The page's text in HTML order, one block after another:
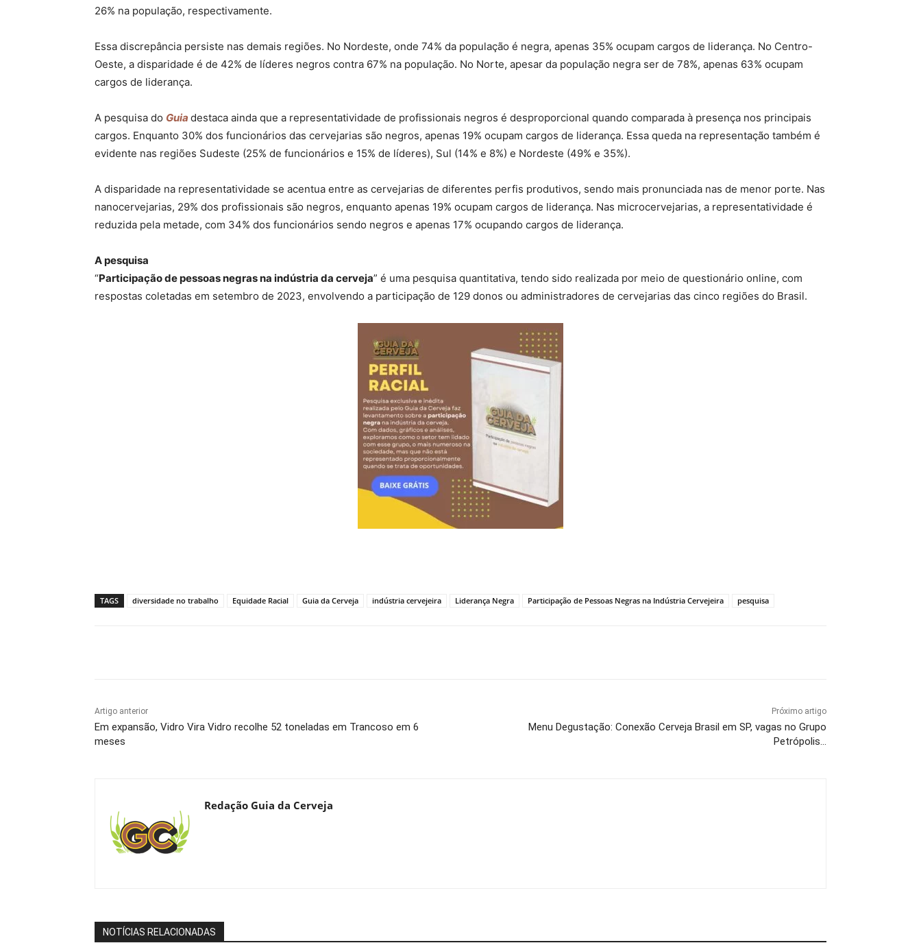
26% na população, respectivamente.
Essa discrepância persiste nas demais regiões. No Nordeste, onde 74% da população é negra, apenas 35% ocupam cargos de liderança. No Centro-
Oeste, a disparidade é de 42% de líderes negros contra 67% na população. No Norte, apesar da população negra ser de 78%, apenas 63% ocupam
cargos de liderança.
A pesquisa do Guia destaca ainda que a representatividade de profissionais negros é desproporcional quando comparada à presença nos principais
cargos. Enquanto 30% dos funcionários das cervejarias são negros, apenas 19% ocupam cargos de liderança. Essa queda na representação também é
evidente nas regiões Sudeste (25% de funcionários e 15% de líderes), Sul (14% e 8%) e Nordeste (49% e 35%).
A disparidade na representatividade se acentua entre as cervejarias de diferentes perfis produtivos, sendo mais pronunciada nas de menor porte. Nas
nanocervejarias, 29% dos profissionais são negros, enquanto apenas 19% ocupam cargos de liderança. Nas microcervejarias, a representatividade é
reduzida pela metade, com 34% dos funcionários sendo negros e apenas 17% ocupando cargos de liderança.
A pesquisa
“Participação de pessoas negras na indústria da cerveja” é uma pesquisa quantitativa, tendo sido realizada por meio de questionário online, com
respostas coletadas em setembro de 2023, envolvendo a participação de 129 donos ou administradores de cervejarias das cinco regiões do Brasil.
TAGS diversidade no trabalho Equidade Racial Guia da Cerveja indústria cervejeira Liderança Negra Participação de Pessoas Negras na Indústria Cervejeira pesquisa
Artigo anterior
Em expansão, Vidro Vira Vidro recolhe 52 toneladas em Trancoso em 6
meses
Próximo artigo
Menu Degustação: Conexão Cerveja Brasil em SP, vagas no Grupo
Petrópolis…
Redação Guia da Cerveja
NOTÍCIAS RELACIONADAS